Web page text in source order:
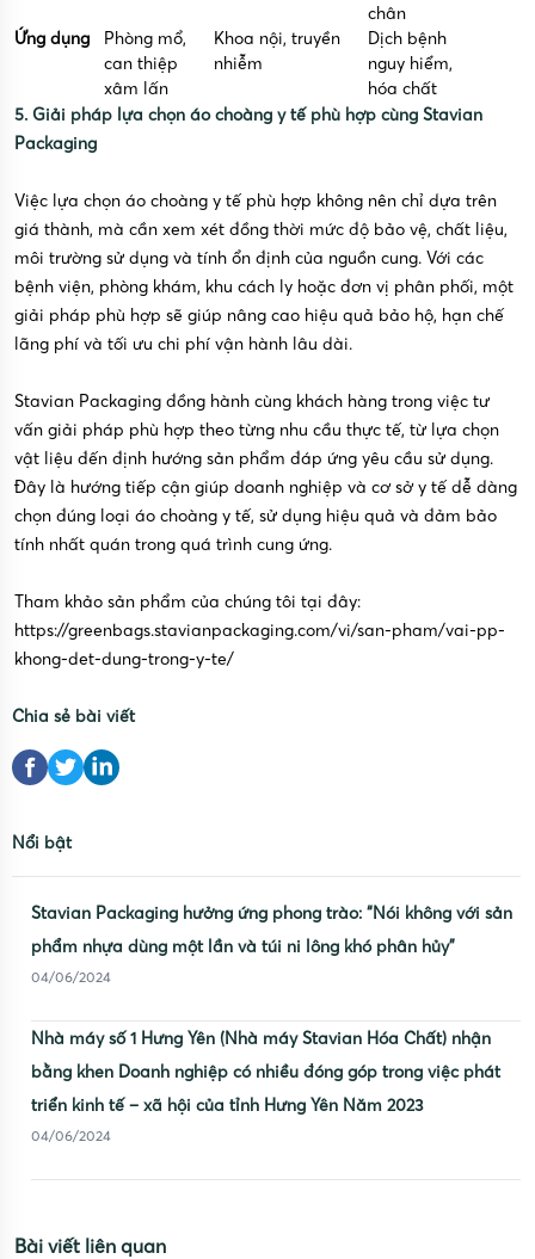
chân
Ứng dụng
Phòng mổ,
can thiệp
xâm lấn
Khoa nội, truyền
nhiễm
Dịch bệnh
nguy hiểm,
hóa chất
5. Giải pháp lựa chọn áo choàng y tế phù hợp cùng Stavian
Packaging
Việc lựa chọn áo choàng y tế phù hợp không nên chỉ dựa trên
giá thành, mà cần xem xét đồng thời mức độ bảo vệ, chất liệu,
môi trường sử dụng và tính ổn định của nguồn cung. Với các
bệnh viện, phòng khám, khu cách ly hoặc đơn vị phân phối, một
giải pháp phù hợp sẽ giúp nâng cao hiệu quả bảo hộ, hạn chế
lãng phí và tối ưu chi phí vận hành lâu dài.
Stavian Packaging đồng hành cùng khách hàng trong việc tư
vấn giải pháp phù hợp theo từng nhu cầu thực tế, từ lựa chọn
vật liệu đến định hướng sản phẩm đáp ứng yêu cầu sử dụng.
Đây là hướng tiếp cận giúp doanh nghiệp và cơ sở y tế dễ dàng
chọn đúng loại áo choàng y tế, sử dụng hiệu quả và đảm bảo
tính nhất quán trong quá trình cung ứng.
Tham khảo sản phẩm của chúng tôi tại đây:
https://greenbags.stavianpackaging.com/vi/san-pham/vai-pp-
khong-det-dung-trong-y-te/
Chia sẻ bài viết
Nổi bật
Stavian Packaging hưởng ứng phong trào: “Nói không với sản
phẩm nhựa dùng một lần và túi ni lông khó phân hủy”
04/06/2024
Nhà máy số 1 Hưng Yên (Nhà máy Stavian Hóa Chất) nhận
bằng khen Doanh nghiệp có nhiều đóng góp trong việc phát
triển kinh tế – xã hội của tỉnh Hưng Yên Năm 2023
04/06/2024
Bài viết liên quan